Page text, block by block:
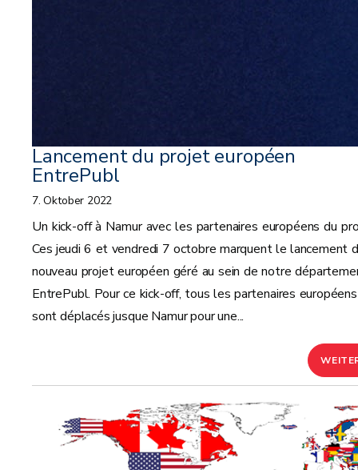
Lancement du projet européen
EntrePubl
7. Oktober 2022
Un kick-off à Namur avec les partenaires européens du
Ces jeudi 6 et vendredi 7 octobre marquent le lancement
nouveau projet européen géré au sein de notre
EntrePubl. Pour ce kick-off, tous les partenaires
sont déplacés jusque Namur pour une...